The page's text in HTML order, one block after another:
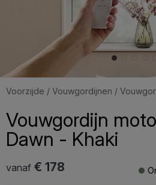
Voorzijde / Vouwgordijnen /
Vouwgordijn
Dawn - Khaki
vanaf € 178